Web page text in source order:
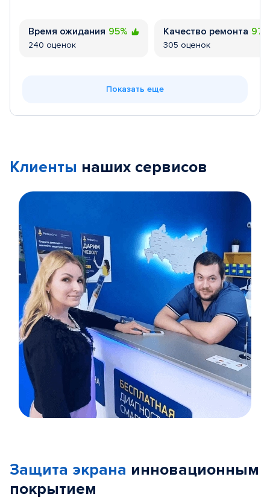
Время ожидания 95%
240 оценок
Качество ремонта
305 оценок
Показать еще
Клиенты наших сервисов
5
Защита экрана инновационным
покрытием